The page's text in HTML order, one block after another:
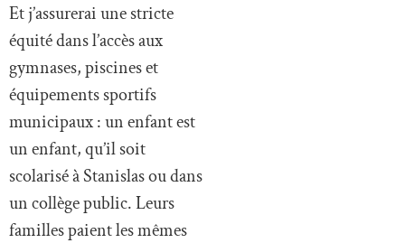
Et j’assurerai une stricte
équité dans l’accès aux
gymnases, piscines et
équipements sportifs
municipaux : un enfant est
un enfant, qu’il soit
scolarisé à Stanislas ou dans
un collège public. Leurs
familles paient les mêmes